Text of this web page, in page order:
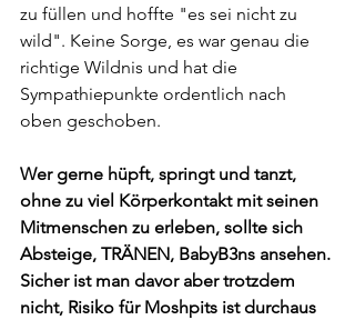
zu füllen und hoffte "es sei nicht zu
wild". Keine Sorge, es war genau die
richtige Wildnis und hat die
Sympathiepunkte ordentlich nach
oben geschoben.
Wer gerne hüpft, springt und tanzt,
ohne zu viel Körperkontakt mit seinen
Mitmenschen zu erleben, sollte sich
Absteige, TRÄNEN, BabyB3ns ansehen.
Sicher ist man davor aber trotzdem
nicht, Risiko für Moshpits ist durchaus